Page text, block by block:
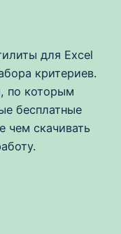
для Excel
критериев.
по которым
бесплатные
чем скачивать